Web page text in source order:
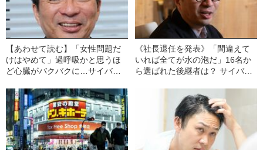
【あわせて読む】「女性問題だ
けはやめて」過呼吸かと思うほ
ど心臓がバクバクに…サイバー
かせた“週刊文春からの1通の連
絡”
《社長退任を発表》「間違えて
いれば全てが水の泡だ」16名か
ら選ばれた後継者は？ サイバー
が明かしていた“トップの条件”